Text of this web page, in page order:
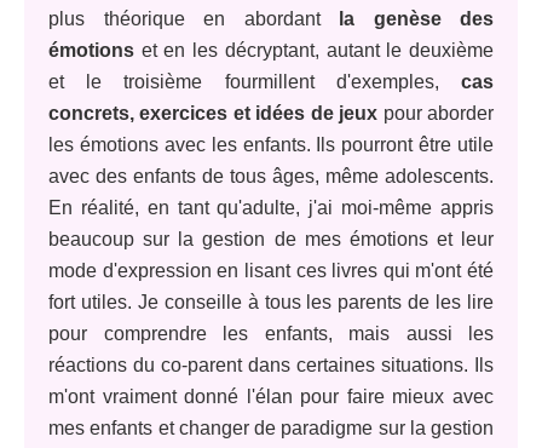
plus théorique en abordant
la genèse des
émotions et en les décryptant, autant le deuxième
et le troisième fourmillent d'exemples, cas
concrets, exercices et idées de jeux pour aborder
les émotions avec les enfants. Ils pourront être utile
avec des enfants de tous âges, même adolescents.
En réalité, en tant qu'adulte, j'ai moi-même appris
beaucoup sur la gestion de mes émotions et leur
mode d'expression en lisant ces livres qui m'ont été
fort utiles. Je conseille à tous les parents de les lire
pour comprendre les enfants, mais aussi les
réactions du co-parent dans certaines situations. Ils
m'ont vraiment donné l'élan pour faire mieux avec
mes enfants et changer de paradigme sur la gestion